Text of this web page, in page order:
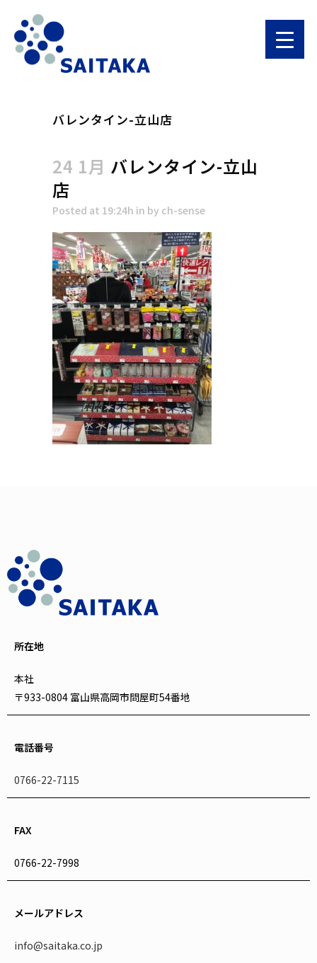
バレンタイン-立山店
24 1月 バレンタイン-立山
店
Posted at 19:24h in by ch-sense
所在地
本社
〒933-0804 富山県高岡市問屋町54番地
電話番号
0766-22-7115
FAX
0766-22-7998
メールアドレス
info@saitaka.co.jp